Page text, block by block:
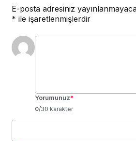
E-posta adresiniz
* ile işaretlenmişlerdir
Yorumunuz*
0/30 karakter